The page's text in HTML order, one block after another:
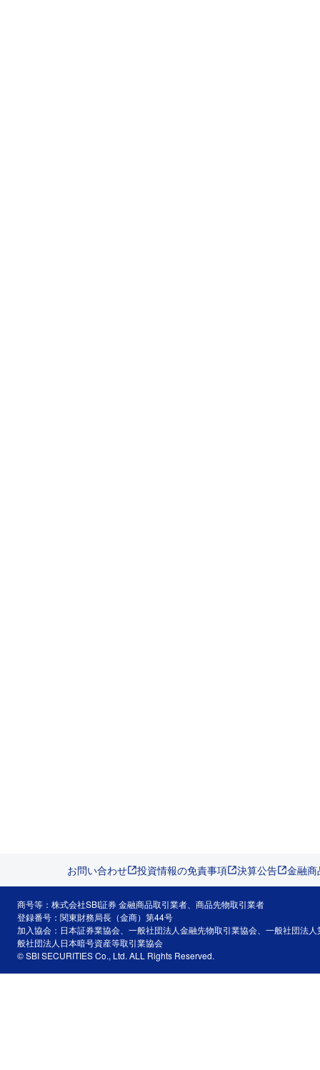
お問い合わせ 投資情報の免責事項 決算公告 金融
商号等：株式会社SBI証券 金融商品取引業者、商品先物取引業者
登録番号：関東財務局長（金商）第44号
加入協会：日本証券業協会、一般社団法人金融先物取引業協会、一般社団法
般社団法人日本暗号資産等取引業協会
© SBI SECURITIES Co., Ltd. ALL Rights Reserved.